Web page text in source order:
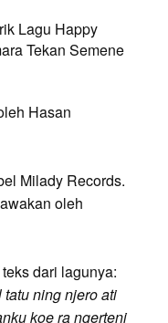
Hasan
Milady Records.
oleh
dari lagunya:
ning njero ati
koe ra ngerteni